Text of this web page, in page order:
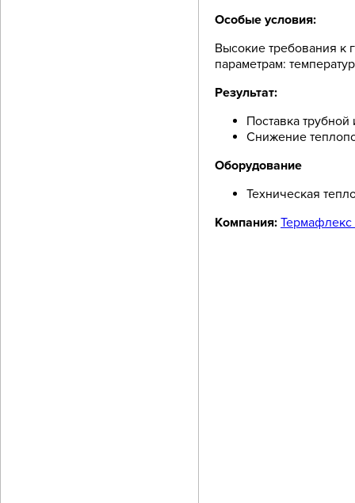
Особые условия:
Высокие требования к
параметрам:
Результат:
Поставка
Снижение
Оборудование
Техническая
Компания: